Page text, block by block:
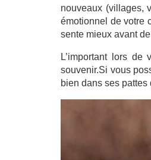
nouveaux (villages,
émotionnel de votre
sente mieux avant
L’important lors
souvenir.Si vous
bien dans ses pattes